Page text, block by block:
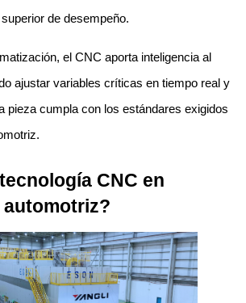
de desempeño.
el CNC aporta inteligencia al
ajustar variables críticas en tiempo real y
pieza cumpla con los estándares exigidos
CNC en